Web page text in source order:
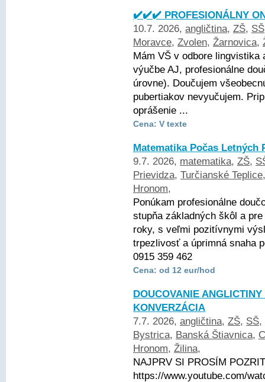
✔️✔️✔️ PROFESIONÁLNY
10.7. 2026, angličtina, ZŠ, SŠ
Moravce, Zvolen, Žarnovica,
Mám VŠ v odbore
výučbe AJ, profesionálne
úrovne). Doučujem
pubertiakov nevyučujem.
oprášenie ...
Cena: V texte
Matematika Počas Letných
9.7. 2026, matematika, ZŠ,
Prievidza, Turčianské Teplice
Hronom,
Ponúkam profesionálne
stupňa základných škôl a
roky, s veľmi pozitívnymi
trpezlivosť a úprimná snaha
0915 359 462
Cena: od 12 eur/hod
DOUCOVANIE
KONVERZÁCIA
7.7. 2026, angličtina, ZŠ, SŠ,
Bystrica, Banská Štiavnica,
Hronom, Žilina,
NAJPRV SI PROSÍM
https://www.youtube.com/